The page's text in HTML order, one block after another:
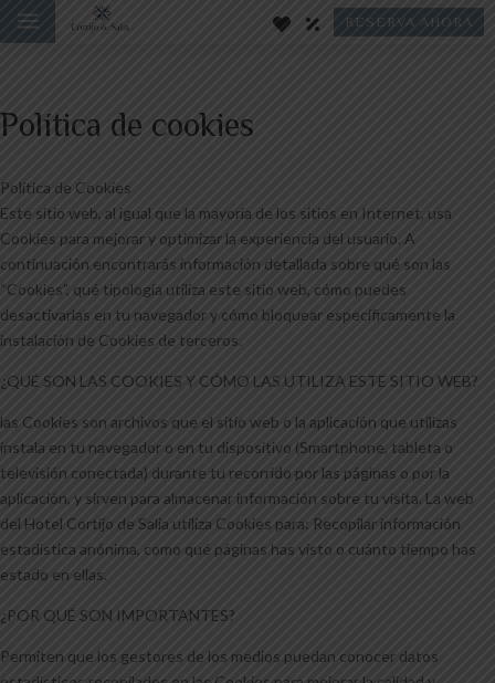
a RESERVA AHORA
Política de cookies
Política de Cookies
Este sitio web, al igual que la mayoría de los sitios en Internet, usa
Cookies para mejorar y optimizar la experiencia del usuario. A
continuación encontrarás información detallada sobre qué son las
“Cookies”, qué tipología utiliza este sitio web, cómo puedes
desactivarlas en tu navegador y cómo bloquear específicamente la
instalación de Cookies de terceros.
¿QUÉ SON LAS COOKIES Y CÓMO LAS UTILIZA ESTE SITIO WEB?
las Cookies son archivos que el sitio web o la aplicación que utilizas
instala en tu navegador o en tu dispositivo (Smartphone, tableta o
televisión conectada) durante tu recorrido por las páginas o por la
aplicación, y sirven para almacenar información sobre tu visita. La web
del Hotel Cortijo de Salia utiliza Cookies para: Recopilar información
estadística anónima, como qué páginas has visto o cuánto tiempo has
estado en ellas.
¿POR QUÉ SON IMPORTANTES?
Permiten que los gestores de los medios puedan conocer datos